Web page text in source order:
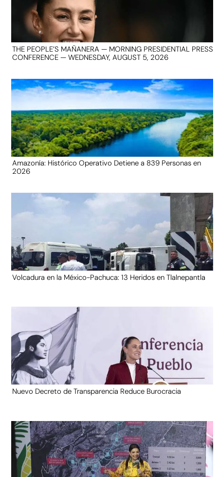
THE PEOPLE’S MAÑANERA — MORNING PRESIDENTIAL PRESS
CONFERENCE — WEDNESDAY, AUGUST 5, 2026
Amazonía: Histórico Operativo Detiene a 839 Personas en
2026
Volcadura en la México-Pachuca: 13 Heridos en Tlalnepantla
Nuevo Decreto de Transparencia Reduce Burocracia